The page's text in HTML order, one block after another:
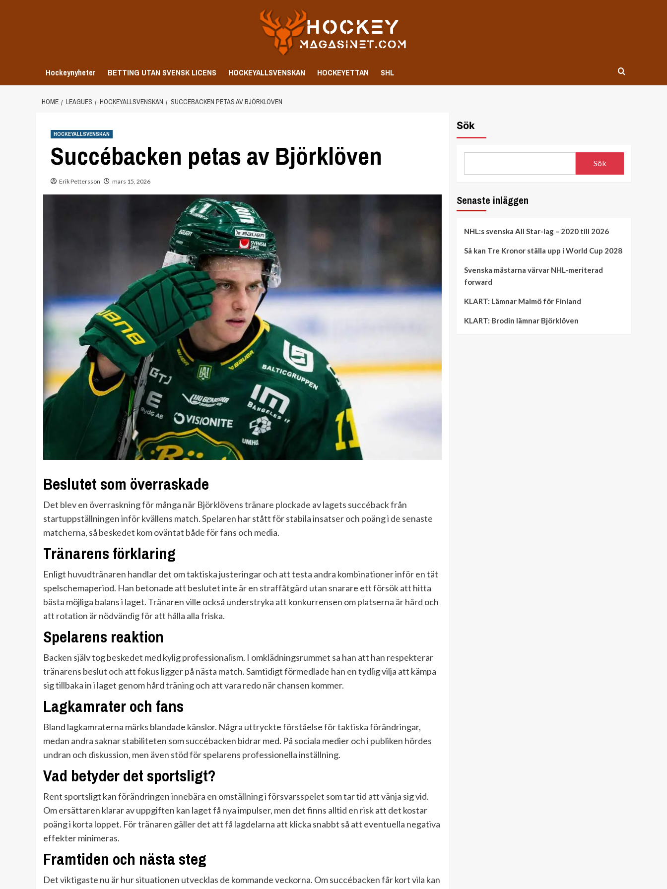
Hockeynyheter BETTING UTAN SVENSK LICENS HOCKEYALLSVENSKAN HOCKEYETTAN SHL
HOME LEAGUES HOCKEYALLSVENSKAN SUCCÉBACKEN PETAS AV BJÖRKLÖVEN
HOCKEYALLSVENSKAN
Succébacken petas av Björklöven
Erik Pettersson mars 15, 2026
Beslutet som överraskade
Det blev en överraskning för många när Björklövens tränare plockade av lagets succéback från
startuppställningen inför kvällens match. Spelaren har stått för stabila insatser och poäng i de senaste
matcherna, så beskedet kom oväntat både för fans och media.
Tränarens förklaring
Enligt huvudtränaren handlar det om taktiska justeringar och att testa andra kombinationer inför en tät
spelschemaperiod. Han betonade att beslutet inte är en straffåtgärd utan snarare ett försök att hitta
bästa möjliga balans i laget. Tränaren ville också understryka att konkurrensen om platserna är hård och
att rotation är nödvändig för att hålla alla friska.
Spelarens reaktion
Backen själv tog beskedet med kylig professionalism. I omklädningsrummet sa han att han respekterar
tränarens beslut och att fokus ligger på nästa match. Samtidigt förmedlade han en tydlig vilja att kämpa
sig tillbaka in i laget genom hård träning och att vara redo när chansen kommer.
Lagkamrater och fans
Bland lagkamraterna märks blandade känslor. Några uttryckte förståelse för taktiska förändringar,
medan andra saknar stabiliteten som succébacken bidrar med. På sociala medier och i publiken hördes
undran och diskussion, men även stöd för spelarens professionella inställning.
Vad betyder det sportsligt?
Rent sportsligt kan förändringen innebära en omställning i försvarsspelet som tar tid att vänja sig vid.
Om ersättaren klarar av uppgiften kan laget få nya impulser, men det finns alltid en risk att det kostar
poäng i korta loppet. För tränaren gäller det att få lagdelarna att klicka snabbt så att eventuella negativa
effekter minimeras.
Framtiden och nästa steg
Det viktigaste nu är hur situationen utvecklas de kommande veckorna. Om succébacken får kort vila kan
Sök
Sök
Senaste inläggen
NHL:s svenska All Star-lag – 2020 till 2026
Så kan Tre Kronor ställa upp i World Cup 2028
Svenska mästarna värvar NHL-meriterad
forward
KLART: Lämnar Malmö för Finland
KLART: Brodin lämnar Björklöven